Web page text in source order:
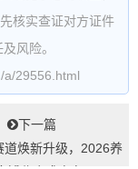
核实查证对方证件
风险。
a/29556.html
下一篇
道焕新升级，2026养